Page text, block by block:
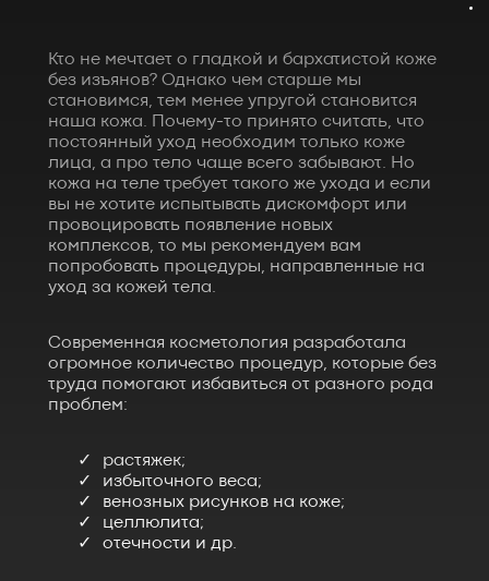
Кто не мечтает о гладкой и бархатистой коже
без изъянов? Однако чем старше мы
становимся, тем менее упругой становится
наша кожа. Почему-то принято считать, что
постоянный уход необходим только коже
лица, а про тело чаще всего забывают. Но
кожа на теле требует такого же ухода и если
вы не хотите испытывать дискомфорт или
провоцировать появление новых
комплексов, то мы рекомендуем вам
попробовать процедуры, направленные на
уход за кожей тела.
Современная косметология разработала
огромное количество процедур, которые без
труда помогают избавиться от разного рода
проблем:
растяжек;
избыточного веса;
венозных рисунков на коже;
целлюлита;
отечности и др.